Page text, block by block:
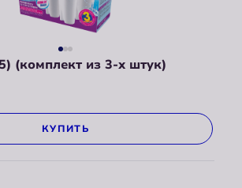
(комплект из 3-х штук)
КУПИТЬ